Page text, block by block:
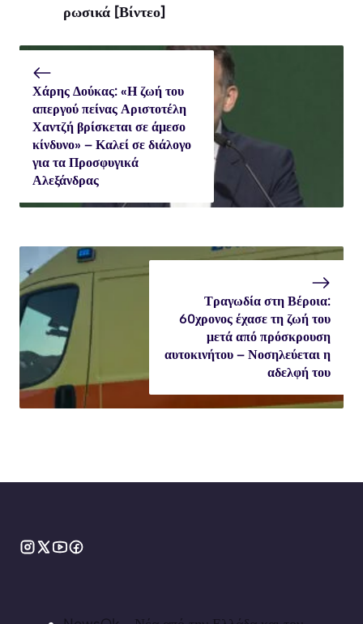
ρωσικά [Βίντεο]
Χάρης Δούκας: «Η ζωή του
απεργού πείνας Αριστοτέλη
Χαντζή βρίσκεται σε άμεσο
κίνδυνο» – Καλεί σε διάλογο
για τα Προσφυγικά
Αλεξάνδρας
Τραγωδία στη Βέροια:
60χρονος έχασε τη ζωή του
μετά από πρόσκρουση
αυτοκινήτου – Νοσηλεύεται η
αδελφή του